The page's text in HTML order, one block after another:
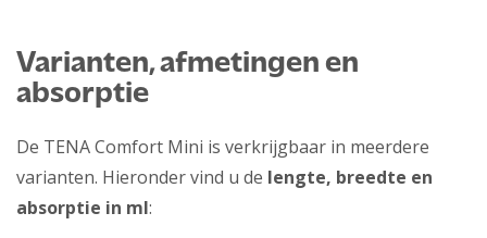
Varianten, afmetingen en
absorptie
De TENA Comfort Mini is verkrijgbaar in meerdere
varianten. Hieronder vind u de lengte, breedte en
absorptie in ml: